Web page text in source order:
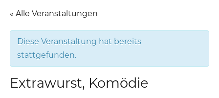
« Alle Veranstaltungen
Diese Veranstaltung hat bereits
stattgefunden.
Extrawurst, Komödie